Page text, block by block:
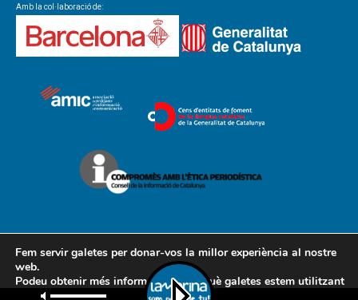
Amb la col·laboració de:
Contacte Avís legal Política de cookies
Política de privacitat
Fem servir galetes per donar-vos la millor experiència al nostre
web.
Podeu obtenir més informació sobre què galetes estem utilitzant
o desactivar-les a la
configuració.